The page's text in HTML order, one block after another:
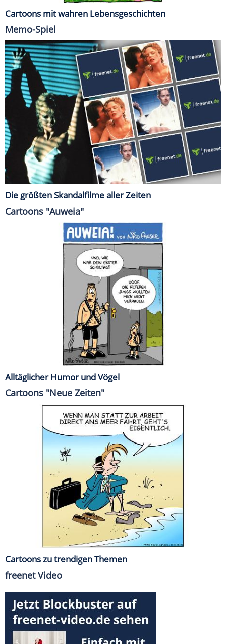
Cartoons mit wahren Lebensgeschichten
Memo-Spiel
Die größten Skandalfilme aller Zeiten
Cartoons "Auweia"
Alltäglicher Humor und Vögel
Cartoons "Neue Zeiten"
Cartoons zu trendigen Themen
freenet Video